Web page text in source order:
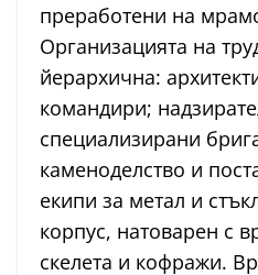
преработени на
Организацията на
йерархична:
командири;
специализирани
каменоделство и
екипи за метал и
корпус, натоварен с
скелета и кофражи.